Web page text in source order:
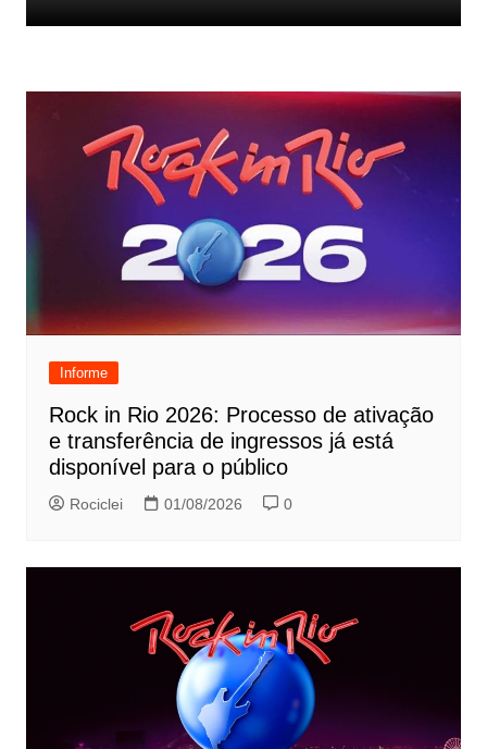
Informe
Rock in Rio 2026: Processo de ativação
e transferência de ingressos já está
disponível para o público
Rociclei 01/08/2026 0